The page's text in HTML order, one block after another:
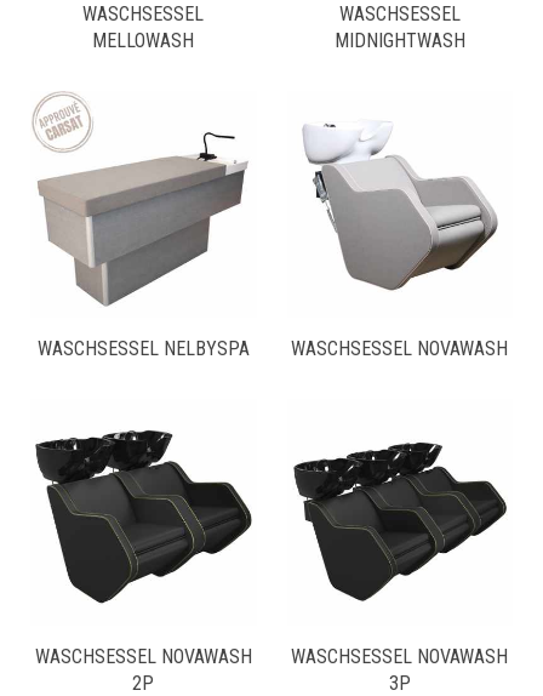
WASCHSESSEL
MELLOWASH
WASCHSESSEL
MIDNIGHTWASH
WASCHSESSEL NELBYSPA WASCHSESSEL NOVAWASH
WASCHSESSEL NOVAWASH
2P
WASCHSESSEL NOVAWASH
3P